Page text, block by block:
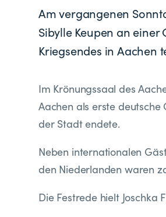
Am vergangenen
Sibylle Keupen an
Kriegsendes in Aachen
Im Krönungssaal des
Aachen als erste
der Stadt endete.
Neben internationalen
den Niederlanden waren
Die Festrede hielt Joschka